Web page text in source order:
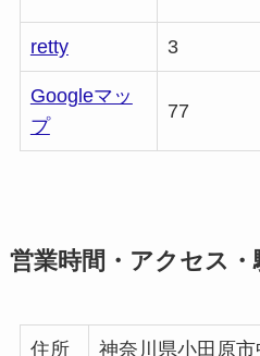
retty 3
Googleマッ
プ
77
営業時間・アクセス・
住所 神奈川県小田原